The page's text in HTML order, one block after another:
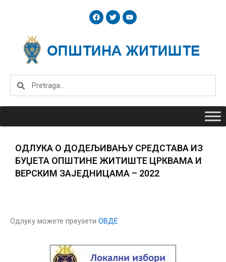
F
a
c
o
o
T
w
i
e
r
Y
o
u
b
e
Search
ОДЛУКА О ДОДЕЉИВАЊУ СРЕДСТАВА ИЗ
БУЏЕТА ОПШТИНЕ ЖИТИШТЕ ЦРКВАМА И
ВЕРСКИМ ЗАЈЕДНИЦАМА – 2022
Одлуку можете преузети ОВДЕ